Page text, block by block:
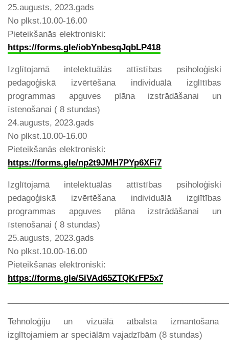
25.augusts, 2023.gads
No plkst.10.00-16.00
Pieteikšanās elektroniski:
https://forms.gle/iobYnbesqJqbLP418
Izglītojamā intelektuālās attīstības psiholoģiski
pedagoģiskā izvērtēšana individuālā izglītības
programmas apguves plāna izstrādāšanai un
īstenošanai ( 8 stundas)
24.augusts, 2023.gads
No plkst.10.00-16.00
Pieteikšanās elektroniski:
https://forms.gle/np2t9JMH7PYp6XFi7
Izglītojamā intelektuālās attīstības psiholoģiski
pedagoģiskā izvērtēšana individuālā izglītības
programmas apguves plāna izstrādāšanai un
īstenošanai ( 8 stundas)
25.augusts, 2023.gads
No plkst.10.00-16.00
Pieteikšanās elektroniski:
https://forms.gle/SiVAd65ZTQKrFP5x7
Tehnoloģiju un vizuālā atbalsta izmantošana
izglītojamiem ar speciālām vajadzībām (8 stundas)